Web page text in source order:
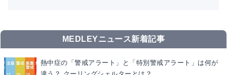
MEDLEYニュース新着記事
熱中症の「警戒アラート」と「特別警戒アラート」は何が